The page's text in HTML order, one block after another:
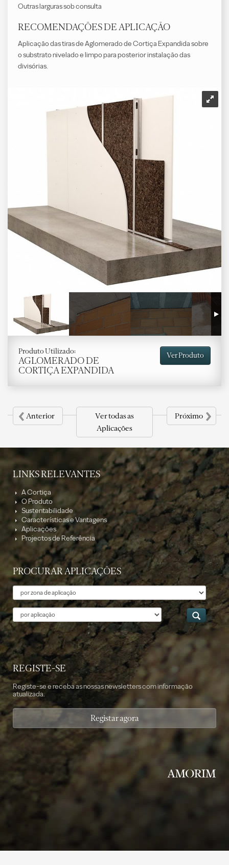
Outras larguras sob consulta
RECOMENDAÇÕES DE APLICAÇÃO
Aplicação das tiras de Aglomerado de Cortiça Expandida sobre
o substrato nivelado e limpo para posterior instalação das
divisórias.
Produto Utilizado:
AGLOMERADO DE
CORTIÇA EXPANDIDA
Ver Produto
‹Anterior
Ver todas as
Aplicações
Próximo›
LINKS RELEVANTES
A Cortiça
O Produto
Sustentabilidade
Características e Vantagens
Aplicações
Projectos de Referência
PROCURAR APLICAÇÕES
Tema
Aplicação
REGISTE-SE
Registe-se e receba as nossas newsletters com informação
atualizada.
Registar agora